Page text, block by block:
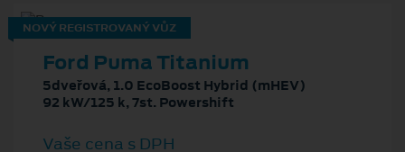
NOVÝ REGISTROVANÝ VŮZ
Ford Puma Titanium
5dveřová, 1.0 EcoBoost Hybrid (mHEV)
92 kW/125 k, 7st. Powershift
Vaše cena s DPH